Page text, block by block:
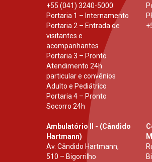
+55 (041) 3240-5000
Portaria 1 – Internamento
Portaria 2 – Entrada de
visitantes e
acompanhantes
Portaria 3 – Pronto
Atendimento 24h
particular e convênios
Adulto e Pediátrico
Portaria 4 – Pronto
Socorro 24h
Ambulatório II - (Cândido
Hartmann)
Av. Cândido Hartmann,
510 – Bigorrilho